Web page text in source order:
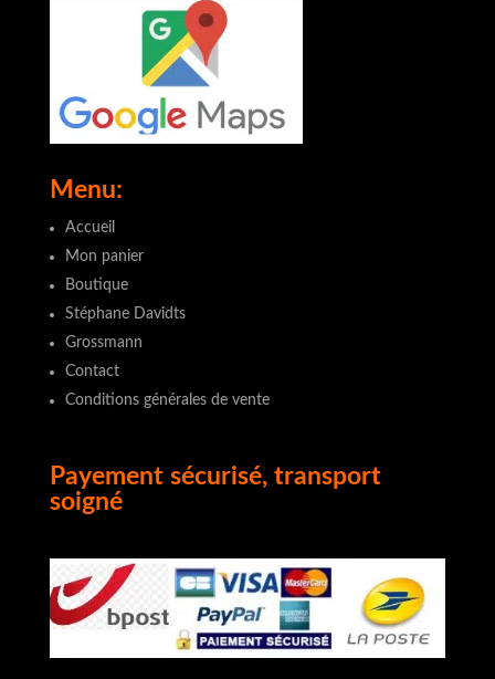
Menu:
Accueil
Mon panier
Boutique
Stéphane Davidts
Grossmann
Contact
Conditions générales de vente
Payement sécurisé, transport
soigné